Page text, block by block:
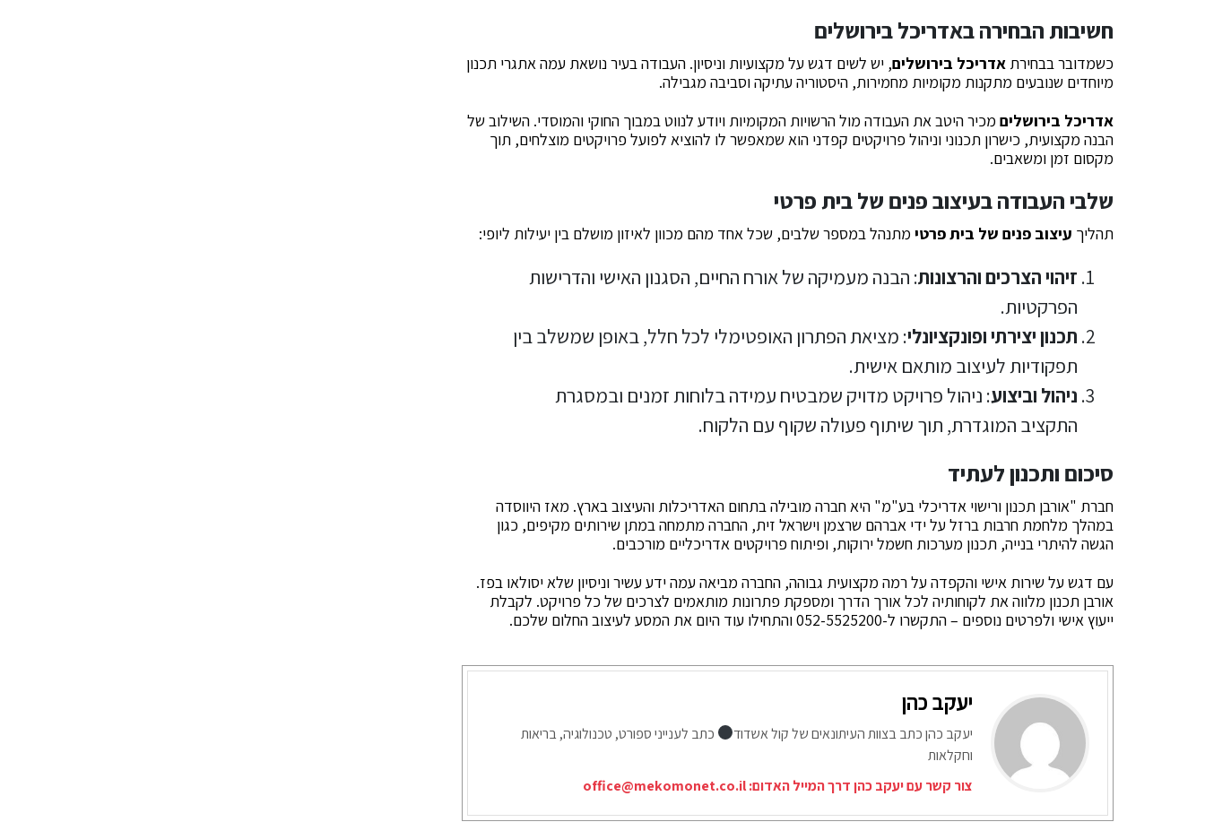
חשיבות הבחירה באדריכל בירושלים
כשמדובר בבחירת אדריכל בירושלים, יש לשים דגש על מקצועיות וניסיון. העבודה בעיר נושאת עמה אתגרי תכנון
מיוחדים שנובעים מתקנות מקומיות מחמירות, היסטוריה עתיקה וסביבה מגבילה.
אדריכל בירושלים מכיר היטב את העבודה מול הרשויות המקומיות ויודע לנווט במבוך החוקי והמוסדי. השילוב של
הבנה מקצועית, כישרון תכנוני וניהול פרויקטים קפדני הוא שמאפשר לו להוציא לפועל פרויקטים מוצלחים, תוך
מקסום זמן ומשאבים.
שלבי העבודה בעיצוב פנים של בית פרטי
תהליך עיצוב פנים של בית פרטי מתנהל במספר שלבים, שכל אחד מהם מכוון לאיזון מושלם בין יעילות ליופי:
זיהוי הצרכים והרצונות: הבנה מעמיקה של אורח החיים, הסגנון האישי והדרישות
הפרקטיות.
תכנון יצירתי ופונקציונלי: מציאת הפתרון האופטימלי לכל חלל, באופן שמשלב בין
תפקודיות לעיצוב מותאם אישית.
ניהול וביצוע: ניהול פרויקט מדויק שמבטיח עמידה בלוחות זמנים ובמסגרת
התקציב המוגדרת, תוך שיתוף פעולה שקוף עם הלקוח.
סיכום ותכנון לעתיד
חברת "אורבן תכנון ורישוי אדריכלי בע"מ" היא חברה מובילה בתחום האדריכלות והעיצוב בארץ. מאז היווסדה
במהלך מלחמת חרבות ברזל על ידי אברהם שרצמן וישראל זית, החברה מתמחה במתן שירותים מקיפים, כגון
הגשה להיתרי בנייה, תכנון מערכות חשמל ירוקות, ופיתוח פרויקטים אדריכליים מורכבים.
עם דגש על שירות אישי והקפדה על רמה מקצועית גבוהה, החברה מביאה עמה ידע עשיר וניסיון שלא יסולאו בפז.
אורבן תכנון מלווה את לקוחותיה לכל אורך הדרך ומספקת פתרונות מותאמים לצרכים של כל פרויקט. לקבלת
ייעוץ אישי ולפרטים נוספים – התקשרו ל-052-5525200 והתחילו עוד היום את המסע לעיצוב החלום שלכם.
יעקב כהן
יעקב כהן כתב בצוות העיתונאים של קול אשדוד
כתב לענייני ספורט, טכנולוגיה, בריאות
וחקלאות
צור קשר עם יעקב כהן דרך המייל האדום:office@mekomonet.co.il